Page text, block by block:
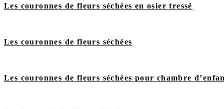
Les couronnes de fleurs séchées en osier tressé
Les couronnes de fleurs séchées
Les couronnes de fleurs séchées pour chambre